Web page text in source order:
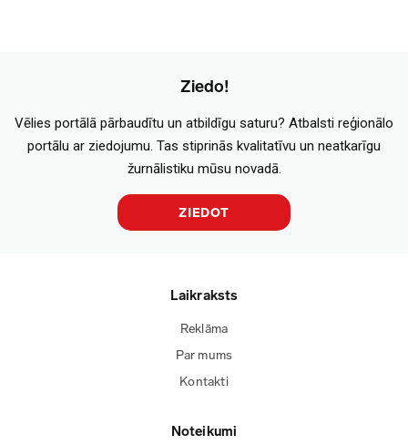
Ziedo!
Vēlies portālā pārbaudītu un atbildīgu saturu? Atbalsti reģionālo
portālu ar ziedojumu. Tas stiprinās kvalitatīvu un neatkarīgu
žurnālistiku mūsu novadā.
ZIEDOT
Laikraksts
Reklāma
Par mums
Kontakti
Noteikumi